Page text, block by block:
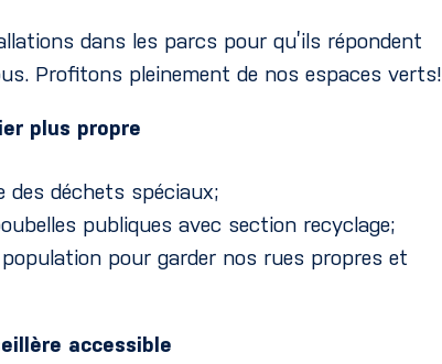
dans les parcs pour qu’ils répondent
Profitons pleinement de nos espaces verts!
plus propre
des déchets spéciaux;
publiques avec section recyclage;
pour garder nos rues propres et
accessible